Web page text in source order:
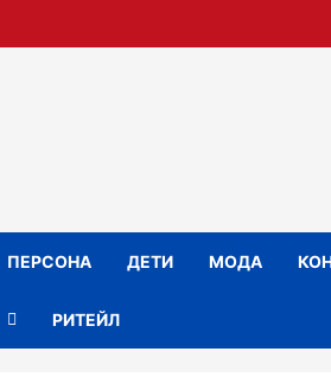
ПЕРСОНА ДЕТИ МОДА
РИТЕЙЛ